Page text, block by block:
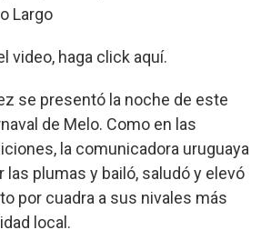
Largo
video, haga click aquí.
se presentó la noche de este
de Melo. Como en las
la comunicadora uruguaya
las plumas y bailó, saludó y elevó
por cuadra a sus nivales más
local.